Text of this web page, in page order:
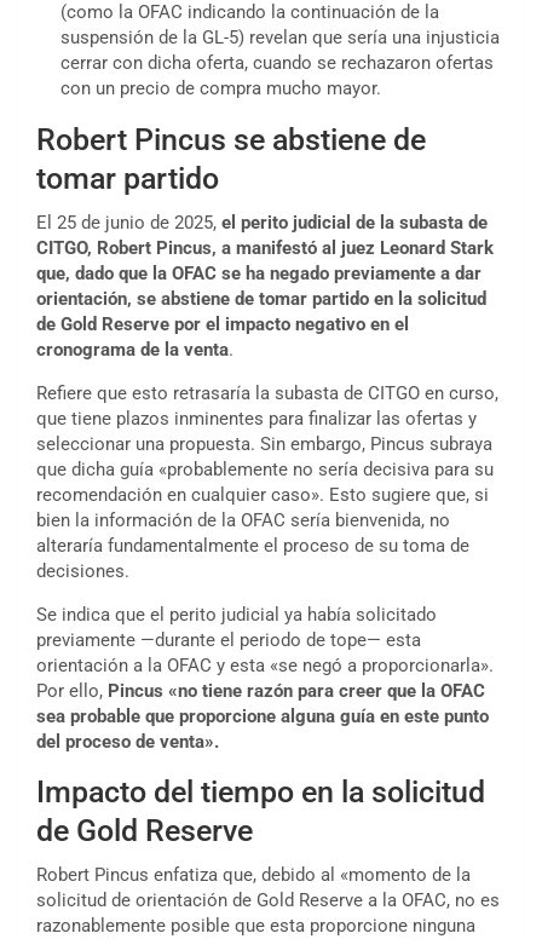
(como la OFAC indicando la continuación de la
suspensión de la GL-5) revelan que sería una injusticia
cerrar con dicha oferta, cuando se rechazaron ofertas
con un precio de compra mucho mayor.
Robert Pincus se abstiene de
tomar partido
El 25 de junio de 2025, el perito judicial de la subasta de
CITGO, Robert Pincus, a manifestó al juez Leonard Stark
que, dado que la OFAC se ha negado previamente a dar
orientación, se abstiene de tomar partido en la solicitud
de Gold Reserve por el impacto negativo en el
cronograma de la venta.
Refiere que esto retrasaría la subasta de CITGO en curso,
que tiene plazos inminentes para finalizar las ofertas y
seleccionar una propuesta. Sin embargo, Pincus subraya
que dicha guía «probablemente no sería decisiva para su
recomendación en cualquier caso». Esto sugiere que, si
bien la información de la OFAC sería bienvenida, no
alteraría fundamentalmente el proceso de su toma de
decisiones.
Se indica que el perito judicial ya había solicitado
previamente —durante el periodo de tope— esta
orientación a la OFAC y esta «se negó a proporcionarla».
Por ello, Pincus «no tiene razón para creer que la OFAC
sea probable que proporcione alguna guía en este punto
del proceso de venta».
Impacto del tiempo en la solicitud
de Gold Reserve
Robert Pincus enfatiza que, debido al «momento de la
solicitud de orientación de Gold Reserve a la OFAC, no es
razonablemente posible que esta proporcione ninguna